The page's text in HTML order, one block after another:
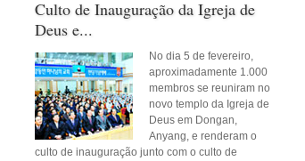
Culto de Inauguração da Igreja de
Deus e...
No dia 5 de fevereiro,
aproximadamente 1.000
membros se reuniram no
novo templo da Igreja de
Deus em Dongan,
Anyang, e renderam o
culto de inauguração junto com o culto de